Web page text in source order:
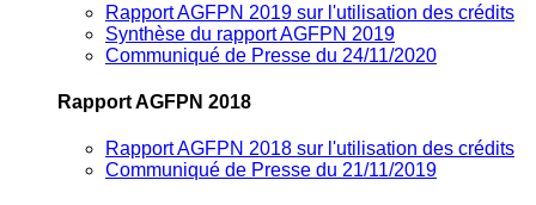
Rapport AGFPN 2019 sur l'utilisation des crédits
Synthèse du rapport AGFPN 2019
Communiqué de Presse du 24/11/2020
Rapport AGFPN 2018
Rapport AGFPN 2018 sur l'utilisation des crédits
Communiqué de Presse du 21/11/2019